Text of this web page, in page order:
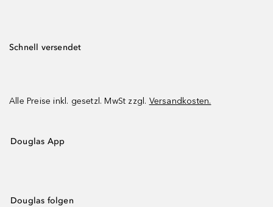
Schnell versendet
Alle Preise inkl. gesetzl. MwSt zzgl. Versandkosten.
Douglas App
Douglas folgen